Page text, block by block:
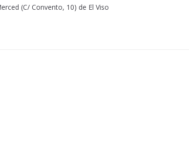
(C/ Convento, 10) de El Viso